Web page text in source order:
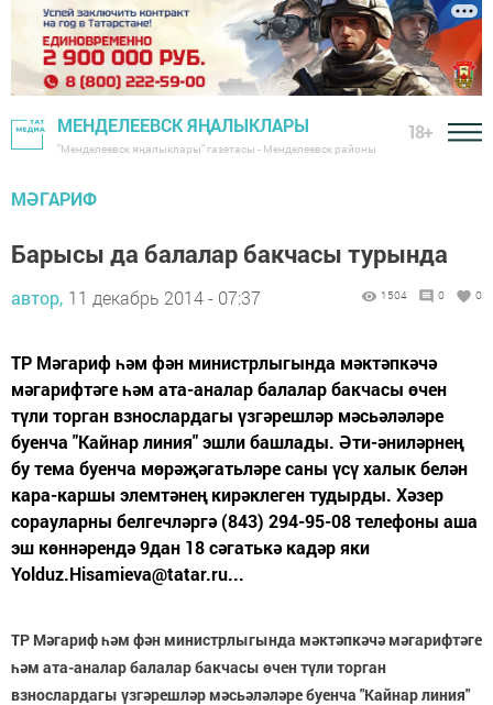
МЕНДЕЛЕЕВСК ЯҢАЛЫКЛАРЫ
"Менделеевск яңалыклары" газетасы - Менделеевск районы
18+
МӘГАРИФ
Барысы да балалар бакчасы турында
автор, 11 декабрь 2014 - 07:37 1504 0 0
ТР Мәгариф һәм фән министрлыгында мәктәпкәчә
мәгарифтәге һәм ата-аналар балалар бакчасы өчен
түли торган взнослардагы үзгәрешләр мәсьәләләре
буенча "Кайнар линия" эшли башлады. Әти-әниләрнең
бу тема буенча мөрәҗәгатьләре саны үсү халык белән
кара-каршы элемтәнең кирәклеген тудырды. Хәзер
сорауларны белгечләргә (843) 294-95-08 телефоны аша
эш көннәрендә 9дан 18 сәгатькә кадәр яки
Yolduz.Hisamieva@tatar.ru...
ТР Мәгариф һәм фән министрлыгында мәктәпкәчә мәгарифтәге
һәм ата-аналар балалар бакчасы өчен түли торган
взнослардагы үзгәрешләр мәсьәләләре буенча "Кайнар линия"